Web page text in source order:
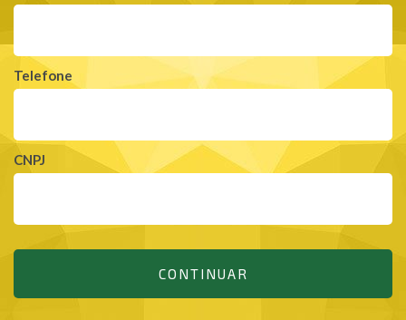
Telefone
CNPJ
CONTINUAR